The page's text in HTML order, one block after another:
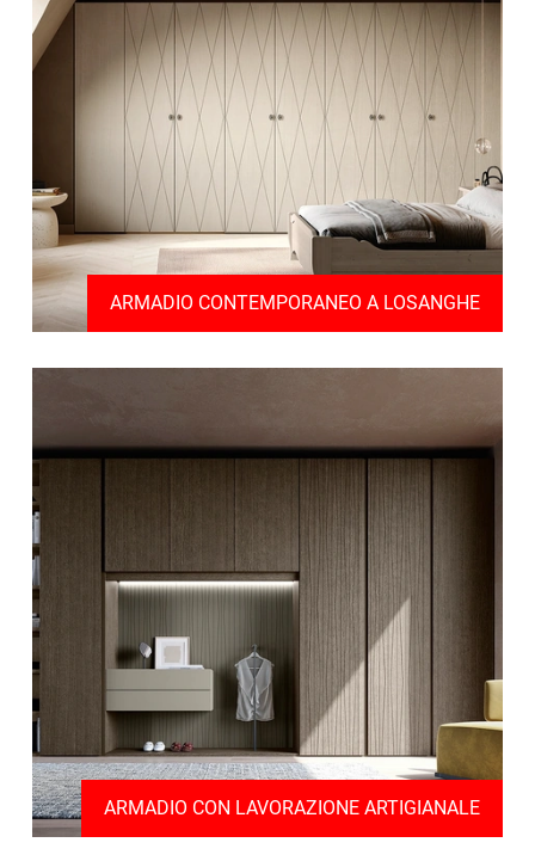
ARMADIO CONTEMPORANEO A LOSANGHE
ARMADIO CON LAVORAZIONE ARTIGIANALE